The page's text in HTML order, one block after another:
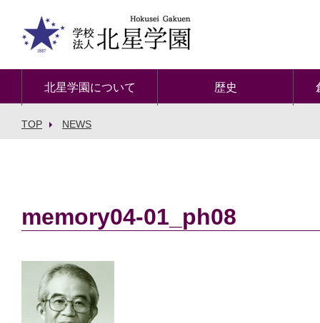
北星学園について 歴史
TOP NEWS
memory04-01_ph08